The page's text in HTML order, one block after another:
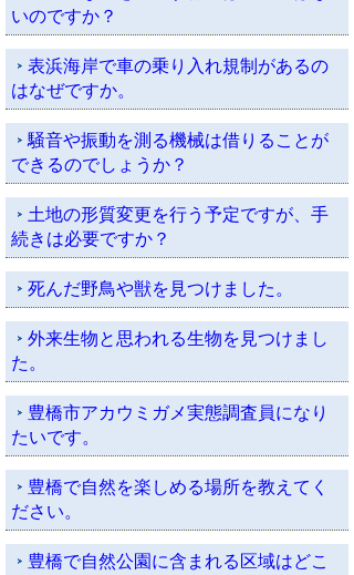
いのですか？
表浜海岸で車の乗り入れ規制があるの
はなぜですか。
騒音や振動を測る機械は借りることが
できるのでしょうか？
土地の形質変更を行う予定ですが、手
続きは必要ですか？
死んだ野鳥や獣を見つけました。
外来生物と思われる生物を見つけまし
た。
豊橋市アカウミガメ実態調査員になり
たいです。
豊橋で自然を楽しめる場所を教えてく
ださい。
豊橋で自然公園に含まれる区域はどこ